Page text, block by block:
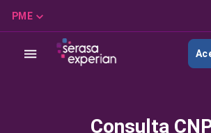
PME
Consulta